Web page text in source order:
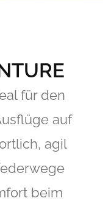
für den
auf
agil
beim